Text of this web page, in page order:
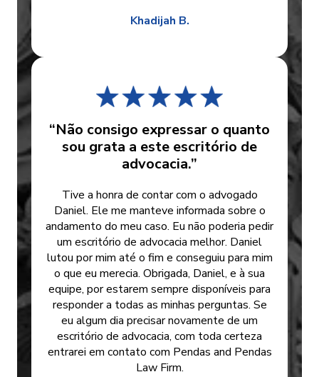
Khadijah B.
“Não consigo expressar o quanto
sou grata a este escritório de
advocacia.”
Tive a honra de contar com o advogado
Daniel. Ele me manteve informada sobre o
andamento do meu caso. Eu não poderia pedir
um escritório de advocacia melhor. Daniel
lutou por mim até o fim e conseguiu para mim
o que eu merecia. Obrigada, Daniel, e à sua
equipe, por estarem sempre disponíveis para
responder a todas as minhas perguntas. Se
eu algum dia precisar novamente de um
escritório de advocacia, com toda certeza
entrarei em contato com Pendas and Pendas
Law Firm.